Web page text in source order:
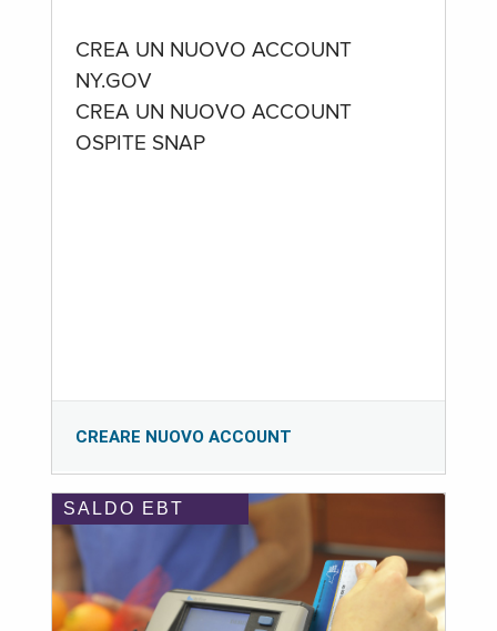
CREA UN NUOVO ACCOUNT
NY.GOV
CREA UN NUOVO ACCOUNT
OSPITE SNAP
CREARE NUOVO ACCOUNT
SALDO EBT